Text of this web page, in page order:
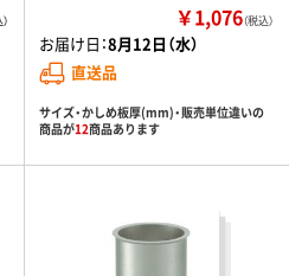
￥1,076（税込）
お届け日：8月12日（水）
直送品
サイズ・かしめ板厚(mm)・販売単位違いの
商品が12商品あります